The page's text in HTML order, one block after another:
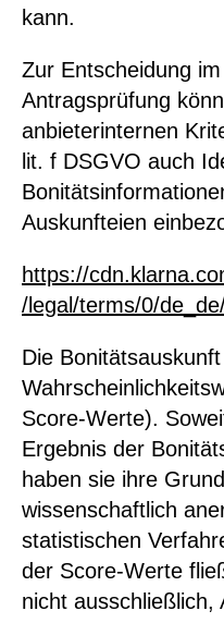
kann.
Zur Entscheidung
Antragsprüfung
anbieterinternen
lit. f DSGVO auch
Auskunfteien
https://
/legal/terms/0/de_de
Die
Score-Werte).
Ergebnis der
haben sie ihre
wissenschaftlich
statistischen
der Score-Werte
nicht ausschließlich,